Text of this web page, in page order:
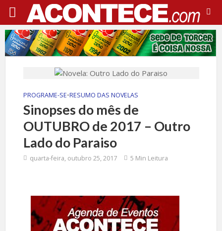
PROGRAME-SE•RESUMO DAS NOVELAS
Sinopses do mês de
OUTUBRO de 2017 – Outro
Lado do Paraiso
quarta-feira, outubro 25, 2017 5 Min Leitura